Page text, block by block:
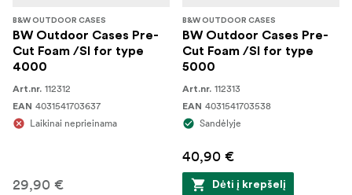
B&W OUTDOOR CASES
BW Outdoor Cases Pre-
Cut Foam /SI for type
4000
Art.nr. 112312
EAN 4031541703637
Laikinai neprieinama
29,90 €
B&W OUTDOOR CASES
BW Outdoor Cases Pre-
Cut Foam /SI for type
5000
Art.nr. 112313
EAN 4031541703538
Sandėlyje
40,90 €
Dėti į krepšelį